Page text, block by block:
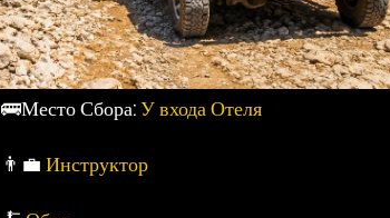
🚌Место Сбора:У входа Отеля
👨‍💼 Инструктор